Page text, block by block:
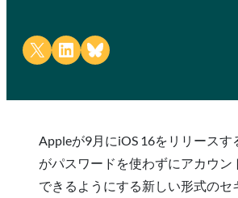
Share on X Share on LinkedIn
Share on Bluesky
Appleが9月にiOS 16をリリースす
がパスワードを使わずにアカウン
できるようにする新しい形式のセ